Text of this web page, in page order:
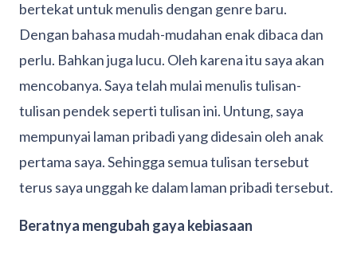
bertekat untuk menulis dengan genre baru.
Dengan bahasa mudah-mudahan enak dibaca dan
perlu. Bahkan juga lucu. Oleh karena itu saya akan
mencobanya. Saya telah mulai menulis tulisan-
tulisan pendek seperti tulisan ini. Untung, saya
mempunyai laman pribadi yang didesain oleh anak
pertama saya. Sehingga semua tulisan tersebut
terus saya unggah ke dalam laman pribadi tersebut.
Beratnya mengubah gaya kebiasaan